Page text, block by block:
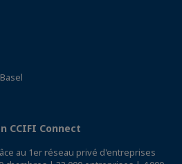
CCIFI Connect
au 1er réseau privé d'entreprises